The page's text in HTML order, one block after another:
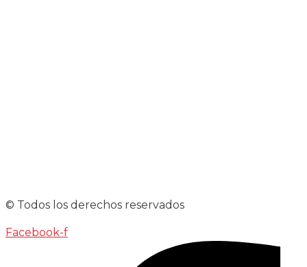
© Todos los derechos reservados
Facebook-f